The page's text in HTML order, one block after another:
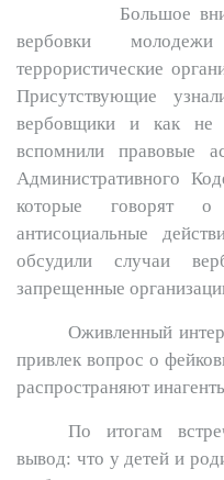
Большое
вербовки
террористические
Присутствующие
вербовщики и как не
вспомнили правовые
Административного
которые говорят
антисоциальные
обсудили случаи
запрещенные
Оживленный
привлек вопрос о
распространяют
По итогам
вывод: что у детей и